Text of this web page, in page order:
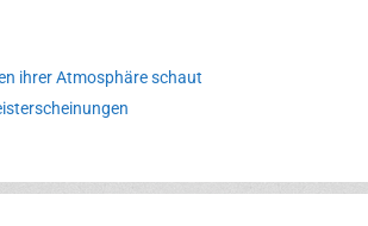
ihrer Atmosphäre schaut
Verbotene